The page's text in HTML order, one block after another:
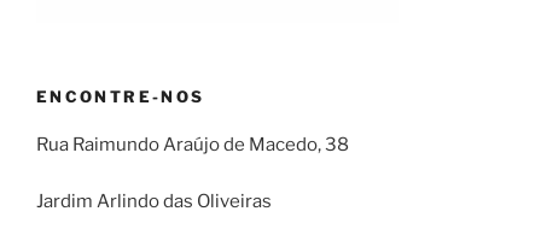
ENCONTRE-NOS
Rua Raimundo Araújo de Macedo, 38
Jardim Arlindo das Oliveiras